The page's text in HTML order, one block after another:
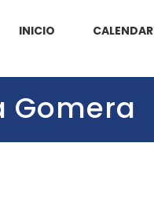
INICIO
Gomera